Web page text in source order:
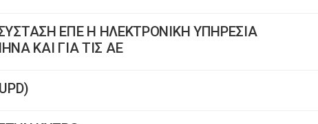
ΕΠΕ Η ΗΛΕΚΤΡΟΝΙΚΗ ΥΠΗΡΕΣΙΑ
ΚΑΙ ΓΙΑ ΤΙΣ ΑΕ